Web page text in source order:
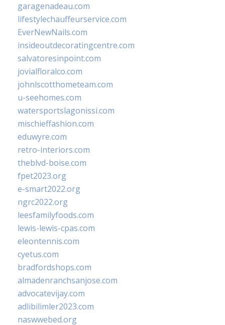
garagenadeau.com
lifestylechauffeurservice.com
EverNewNails.com
insideoutdecoratingcentre.com
salvatoresinpoint.com
jovialfloralco.com
johnlscotthometeam.com
u-seehomes.com
watersportslagonissi.com
mischieffashion.com
eduwyre.com
retro-interiors.com
theblvd-boise.com
fpet2023.org
e-smart2022.org
ngrc2022.org
leesfamilyfoods.com
lewis-lewis-cpas.com
eleontennis.com
cyetus.com
bradfordshops.com
almadenranchsanjose.com
advocatevijay.com
adlibilimler2023.com
naswwebed.org